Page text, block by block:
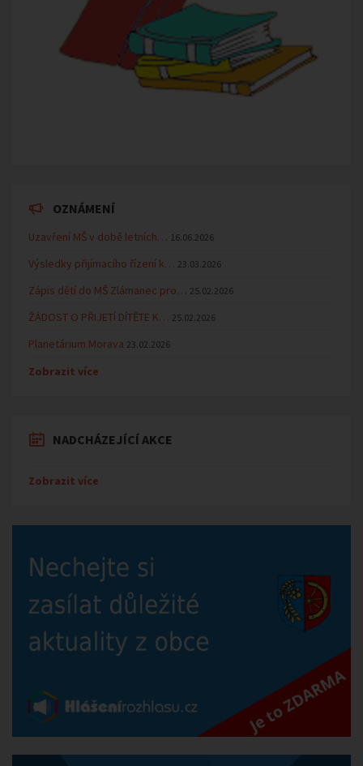
OZNÁMENÍ
Uzavření MŠ v době letních… 16.06.2026
Výsledky přijímacího řízení k… 23.03.2026
Zápis dětí do MŠ Zlámanec pro… 25.02.2026
ŽÁDOST O PŘIJETÍ DÍTĚTE K… 25.02.2026
Planetárium Morava 23.02.2026
Zobrazit více
NADCHÁZEJÍCÍ AKCE
Zobrazit více